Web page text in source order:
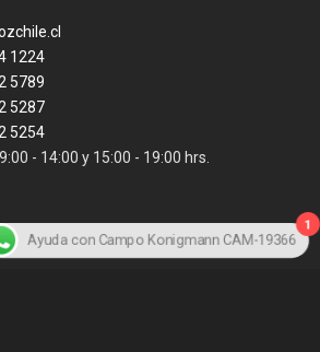
1224
5789
5287
5254
- 14:00 y 15:00 - 19:00 hrs.
1
Ayuda con Campo Konigmann CAM-19366